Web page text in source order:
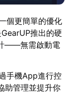
個更簡單的優化
推出的硬
——無需啟動電
手機App進行控
助管理並提升你